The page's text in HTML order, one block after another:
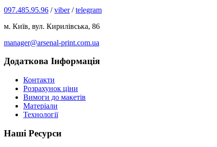
097.485.95.96 /viber/telegram
м. Київ, вул. Кирилівська, 86
manager@arsenal-print.com.ua
Додаткова Інформація
Контакти
Розрахунок ціни
Вимоги до макетів
Матеріали
Технології
Наші Ресурси